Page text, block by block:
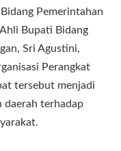
Pemerintahan
Bupati Bidang
Sri Agustini,
Perangkat
tersebut menjadi
daerah terhadap